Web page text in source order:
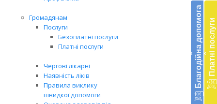
Громадянам
Послуги
Безоплатні послуги
Платні послуги
Чергові лікарні
Наявність ліків
Правила виклику
швидкої допомоги
‹ Благодійна допомога ‹ Платні послуги